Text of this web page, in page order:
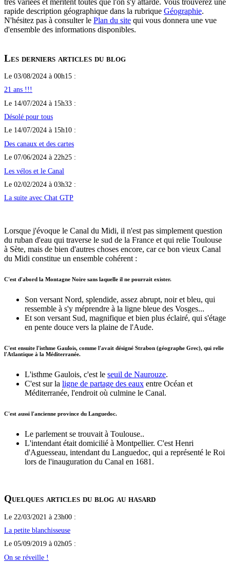
rapide description géographique dans la rubrique Géographie.
N'hésitez pas à consulter le Plan du site qui vous donnera une vue
d'ensemble des informations disponibles.
Les derniers articles du blog
Le 03/08/2024 à 00h15 :
21 ans !!!
Le 14/07/2024 à 15h33 :
Désolé pour tous
Le 14/07/2024 à 15h10 :
Des canaux et des cartes
Le 07/06/2024 à 22h25 :
Les vélos et le Canal
Le 02/02/2024 à 03h32 :
La suite avec Chat GTP
Lorsque j'évoque le Canal du Midi, il n'est pas simplement question
du ruban d'eau qui traverse le sud de la France et qui relie Toulouse
à Sète, mais de bien d'autres choses encore, car ce bon vieux Canal
du Midi constitue un ensemble cohérent :
C'est d'abord la Montagne Noire sans laquelle il ne pourrait exister.
Son versant Nord, splendide, assez abrupt, noir et bleu, qui
ressemble à s'y méprendre à la ligne bleue des Vosges...
Et son versant Sud, magnifique et bien plus éclairé, qui s'étage
en pente douce vers la plaine de l'Aude.
C'est ensuite l'isthme Gaulois, comme l'avait désigné Strabon (géographe Grec), qui relie
l'Atlantique à la Méditerranée.
L'isthme Gaulois, c'est le seuil de Naurouze.
C'est sur la ligne de partage des eaux entre Océan et
Méditerranée, l'endroit où culmine le Canal.
C'est aussi l'ancienne province du Languedoc.
Le parlement se trouvait à Toulouse..
L'intendant était domicilié à Montpellier. C'est Henri
d'Aguesseau, intendant du Languedoc, qui a représenté le Roi
lors de l'inauguration du Canal en 1681.
Quelques articles du blog au hasard
Le 22/03/2021 à 23h00 :
La petite blanchisseuse
Le 05/09/2019 à 02h05 :
On se réveille !